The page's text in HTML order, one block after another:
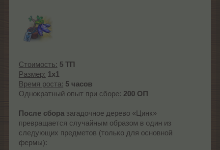
Стоимость: 5 ТП
Размер: 1x1
Время роста: 5 часов
Однократный опыт при сборе: 200 ОП
После сбора загадочное дерево «Цинк»
превращается случайным образом в один из
следующих предметов (только для основной
фермы):